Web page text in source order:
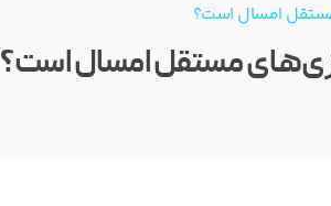
مستقل امسال است؟
مستقل امسال است؟